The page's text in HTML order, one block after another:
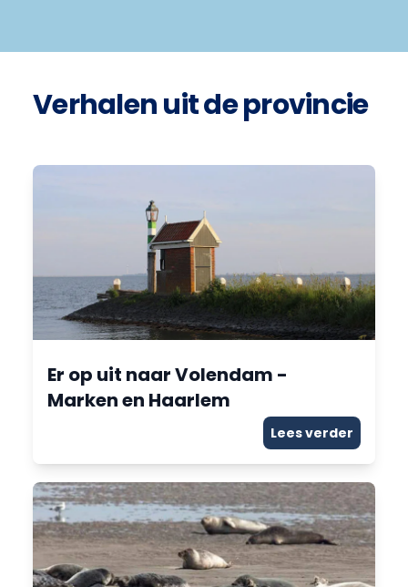
Verhalen uit de provincie
Er op uit naar Volendam -
Marken en Haarlem
Lees verder